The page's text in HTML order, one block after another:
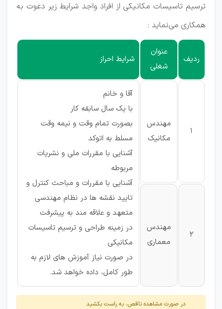
ترسیم تاسیسات مکانیکی از افراد واجد شرایط زیر دعوت به
همکاری می‌نماید :
ردیف
عنوان
شغلی
شرایط احراز
1
مهندس
مکانیک
آقا و خانم
با یک سال سابقه کار
بصورت تمام وقت و نیمه وقت
مسلط به اتوکد
آشنایی با مقررات ملی و نشریات
مربوطه
آشنایی با مقررات و مباحث کنترل و
تایید نقشه ها در نظام مهندسی
متعهد و علاقه مند به پیشرفت
در زمینه طراحی و ترسیم تاسیسات
مکانیکی
در صورت نیاز آموزش های لازم به
طور کامل، داده خواهد شد.
2
مهندس
معماری
در صورت مشاهده ناقص، به راست بکشید